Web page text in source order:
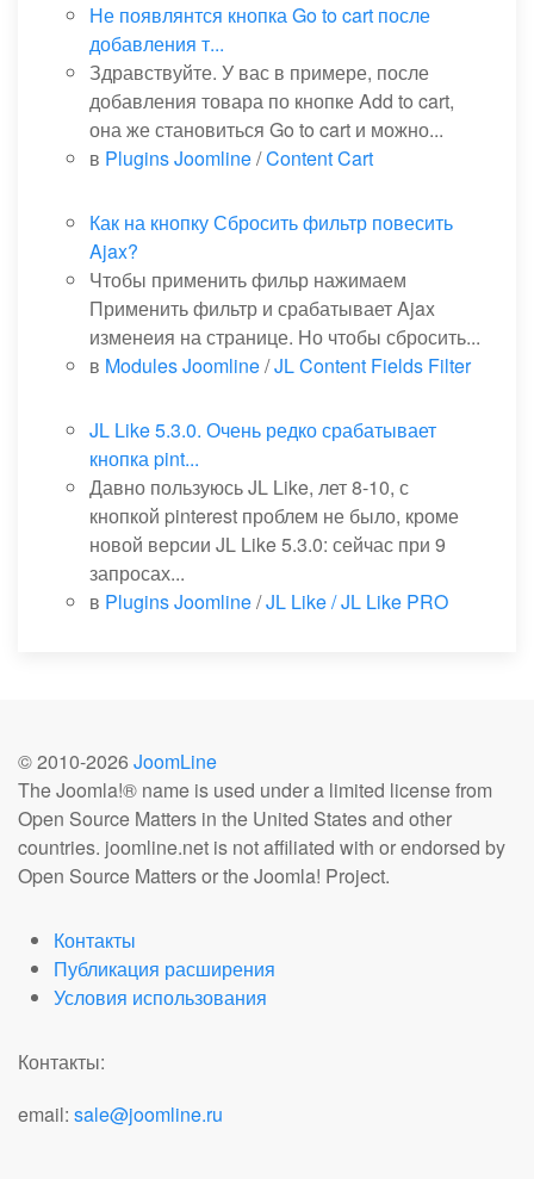
Не появлянтся кнопка Go to cart после
добавления т...
Здравствуйте. У вас в примере, после
добавления товара по кнопке Add to cart,
она же становиться Go to cart и можно...
в Plugins Joomline/Content Cart
Как на кнопку Сбросить фильтр повесить
Ajax?
Чтобы применить фильр нажимаем
Применить фильтр и срабатывает Ajax
изменеия на странице. Но чтобы сбросить...
в Modules Joomline/JL Content Fields Filter
JL Like 5.3.0. Очень редко срабатывает
кнопка pint...
Давно пользуюсь JL Like, лет 8-10, с
кнопкой pinterest проблем не было, кроме
новой версии JL Like 5.3.0: сейчас при 9
запросах...
в Plugins Joomline/JL Like / JL Like PRO
© 2010-2026 JoomLine
The Joomla!® name is used under a limited license from
Open Source Matters in the United States and other
countries. joomline.net is not affiliated with or endorsed by
Open Source Matters or the Joomla! Project.
Контакты
Публикация расширения
Условия использования
Контакты:
email: sale@joomline.ru